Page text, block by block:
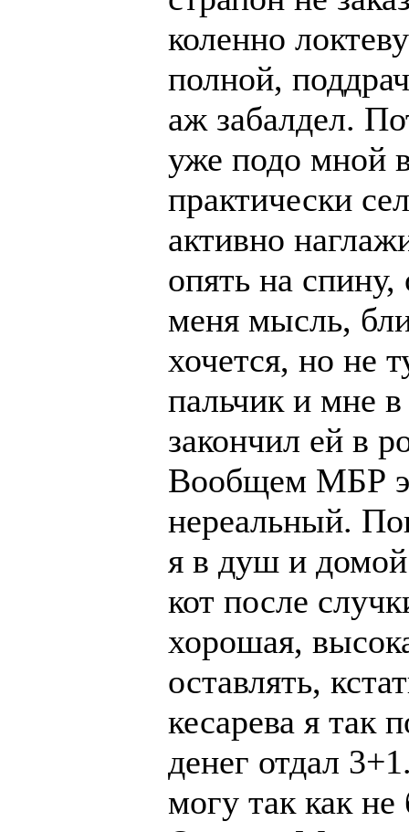
коленно
полной,
аж забалдел.
уже подо мной
практически
активно
опять на спину,
меня мысль,
хочется, но не
пальчик и мне в
закончил ей в
Вообщем МБР
нереальный.
я в душ и
кот после
хорошая,
оставлять,
кесарева я так
денег отдал
могу так как